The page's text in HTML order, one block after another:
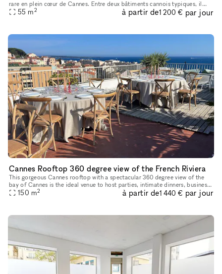
rare en plein cœur de Cannes. Entre deux bâtiments cannois typiques, il
bénéficie d'un charme authentique tout en étant à l'é
55 m2 à partir de1 200 € par jour
Cannes Rooftop 360 degree view of the French Riviera
This gorgeous Cannes rooftop with a spectacular 360 degree view of the
bay of Cannes is the ideal venue to host parties, intimate dinners, business
lunches and dinners, seminars, we can tailor make a
150 m2 à partir de1 440 € par jour